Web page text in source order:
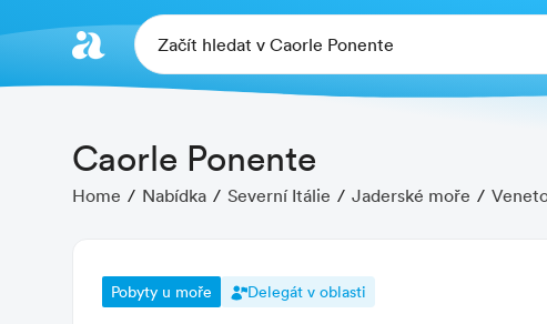
Začít hledat v Caorle Ponente
Caorle Ponente
Home Nabídka Severní Itálie Jaderské moře
Pobyty u moře Delegát v oblasti